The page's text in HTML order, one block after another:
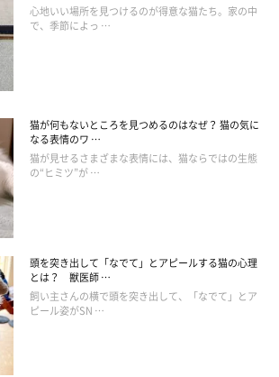
ごをのせて眠るのは？
心地いい場所を見つけるのが得意な猫たち。家の中
で、季節によっ …
猫が何もないところを見つめるのはなぜ？ 猫の気に
なる表情のワ …
猫が見せるさまざまな表情には、猫ならではの生態
の“ヒミツ”が …
頭を突き出して「なでて」とアピールする猫の心理
とは？ 獣医師 …
飼い主さんの横で頭を突き出して、「なでて」とア
ピール姿がSN …